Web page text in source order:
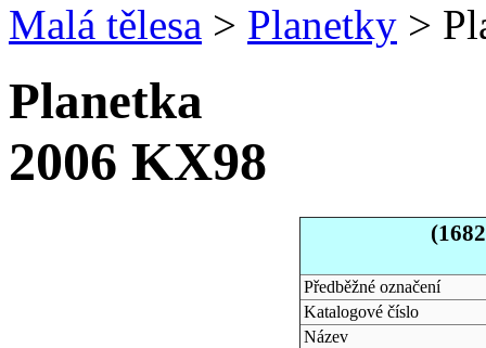
Malá tělesa > Planetky >
Planetka
2006 KX98
Předběžné označení
Katalogové číslo
Název